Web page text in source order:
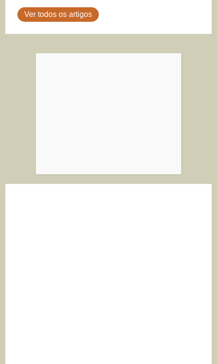
Ver todos os artigos